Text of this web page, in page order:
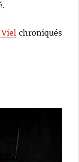
chroniqués